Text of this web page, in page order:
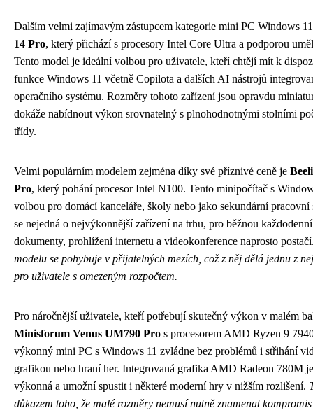
Dalším velmi zajímavým zástupcem kategorie mini PC Windows
14 Pro, který přichází s procesory Intel Core Ultra a podporou
Tento model je ideální volbou pro uživatele, kteří chtějí mít k
funkce Windows 11 včetně Copilota a dalších AI nástrojů
operačního systému. Rozměry tohoto zařízení jsou opravdu
dokáže nabídnout výkon srovnatelný s plnohodnotnými stolními
třídy.
Velmi populárním modelem zejména díky své příznivé ceně je
Pro, který pohání procesor Intel N100. Tento minipočítač s
volbou pro domácí kanceláře, školy nebo jako sekundární pracovní
se nejedná o nejvýkonnější zařízení na trhu, pro běžnou
dokumenty, prohlížení internetu a videokonference naprosto
modelu se pohybuje v přijatelných mezích, což z něj dělá jednu z
pro uživatele s omezeným rozpočtem.
Pro náročnější uživatele, kteří potřebují skutečný výkon v malém
Minisforum Venus UM790 Pro s procesorem AMD Ryzen 9
výkonný mini PC s Windows 11 zvládne bez problémů i střihání
grafikou nebo hraní her. Integrovaná grafika AMD Radeon 780M
výkonná a umožní spustit i některé moderní hry v nižším rozlišení.
důkazem toho, že malé rozměry nemusí nutně znamenat